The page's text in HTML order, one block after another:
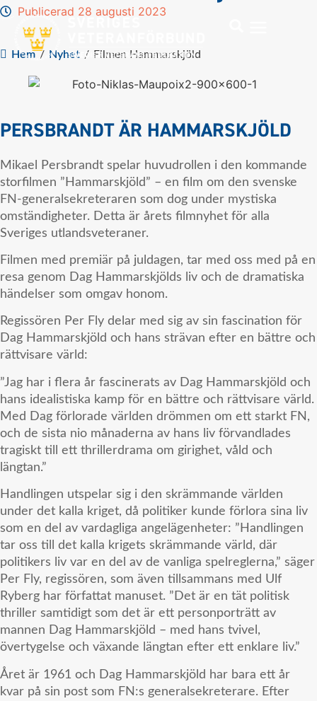
Publicerad 28 augusti 2023
Hem/ Nyhet / Filmen Hammarskjöld
PERSBRANDT ÄR HAMMARSKJÖLD
Mikael Persbrandt spelar huvudrollen i den kommande
storfilmen ”Hammarskjöld” – en film om den svenske
FN-generalsekreteraren som dog under mystiska
omständigheter. Detta är årets filmnyhet för alla
Sveriges utlandsveteraner.
Filmen med premiär på juldagen, tar med oss med på en
resa genom Dag Hammarskjölds liv och de dramatiska
händelser som omgav honom.
Regissören Per Fly delar med sig av sin fascination för
Dag Hammarskjöld och hans strävan efter en bättre och
rättvisare värld:
”Jag har i flera år fascinerats av Dag Hammarskjöld och
hans idealistiska kamp för en bättre och rättvisare värld.
Med Dag förlorade världen drömmen om ett starkt FN,
och de sista nio månaderna av hans liv förvandlades
tragiskt till ett thrillerdrama om girighet, våld och
längtan.”
Handlingen utspelar sig i den skrämmande världen
under det kalla kriget, då politiker kunde förlora sina liv
som en del av vardagliga angelägenheter: ”Handlingen
tar oss till det kalla krigets skrämmande värld, där
politikers liv var en del av de vanliga spelreglerna,” säger
Per Fly, regissören, som även tillsammans med Ulf
Ryberg har författat manuset. ”Det är en tät politisk
thriller samtidigt som det är ett personporträtt av
mannen Dag Hammarskjöld – med hans tvivel,
övertygelse och växande längtan efter ett enklare liv.”
Året är 1961 och Dag Hammarskjöld har bara ett år
kvar på sin post som FN:s generalsekreterare. Efter